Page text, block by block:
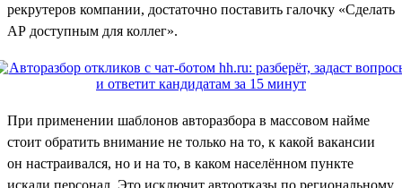
рекрутеров компании, достаточно поставить галочку «Сделать
АР доступным для коллег».
При применении шаблонов авторазбора в массовом найме
стоит обратить внимание не только на то, к какой вакансии
он настраивался, но и на то, в каком населённом пункте
искали персонал. Это исключит автоотказы по региональному